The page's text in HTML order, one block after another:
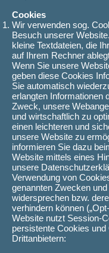
Cookies
Wir verwenden sog.
Besuch unserer
kleine Textdateien, die
auf Ihrem Rechner
Wenn Sie unsere
geben diese Cookies
Sie automatisch
erlangten Informationen
Zweck, unsere
und wirtschaftlich zu
einen leichteren und
unsere Website zu
informieren Sie dazu
Website mittels eines
unsere
Verwendung von
genannten Zwecken
widersprechen bzw.
verhindern können
Website nutzt Session-
persistente Cookies
Drittanbietern: